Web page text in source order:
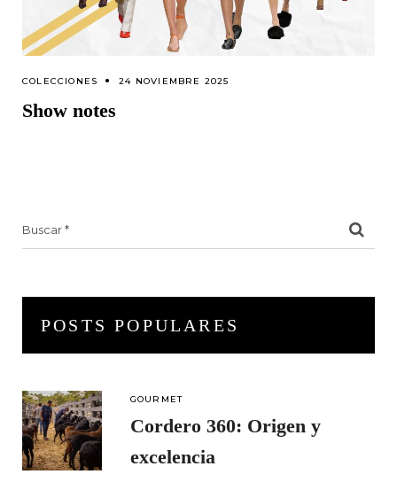
COLECCIONES 24 NOVIEMBRE 2025
Show notes
POSTS POPULARES
GOURMET
Cordero 360: Origen y
excelencia